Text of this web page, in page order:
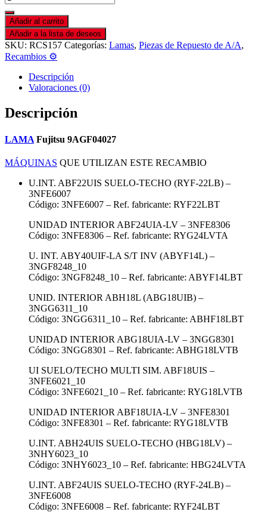
Añadir al carrito
Añadir a la lista de deseos
SKU: RCS157 Categorías: Lamas, Piezas de Repuesto de A/A,
Recambios ⚙️
Descripción
Valoraciones (0)
Descripción
LAMA Fujitsu 9AGF04027
MÁQUINAS QUE UTILIZAN ESTE RECAMBIO
U.INT. ABF22UIS SUELO-TECHO (RYF-22LB) –
3NFE6007
Código: 3NFE6007 – Ref. fabricante: RYF22LBT
UNIDAD INTERIOR ABF24UIA-LV – 3NFE8306
Código: 3NFE8306 – Ref. fabricante: RYG24LVTA
U. INT. ABY40UIF-LA S/T INV (ABYF14L) –
3NGF8248_10
Código: 3NGF8248_10 – Ref. fabricante: ABYF14LBT
UNID. INTERIOR ABH18L (ABG18UIB) –
3NGG6311_10
Código: 3NGG6311_10 – Ref. fabricante: ABHF18LBT
UNIDAD INTERIOR ABG18UIA-LV – 3NGG8301
Código: 3NGG8301 – Ref. fabricante: ABHG18LVTB
UI SUELO/TECHO MULTI SIM. ABF18UIS –
3NFE6021_10
Código: 3NFE6021_10 – Ref. fabricante: RYG18LVTB
UNIDAD INTERIOR ABF18UIA-LV – 3NFE8301
Código: 3NFE8301 – Ref. fabricante: RYG18LVTB
U.INT. ABH24UIS SUELO-TECHO (HBG18LV) –
3NHY6023_10
Código: 3NHY6023_10 – Ref. fabricante: HBG24LVTA
U.INT. ABF24UIS SUELO-TECHO (RYF-24LB) –
3NFE6008
Código: 3NFE6008 – Ref. fabricante: RYF24LBT